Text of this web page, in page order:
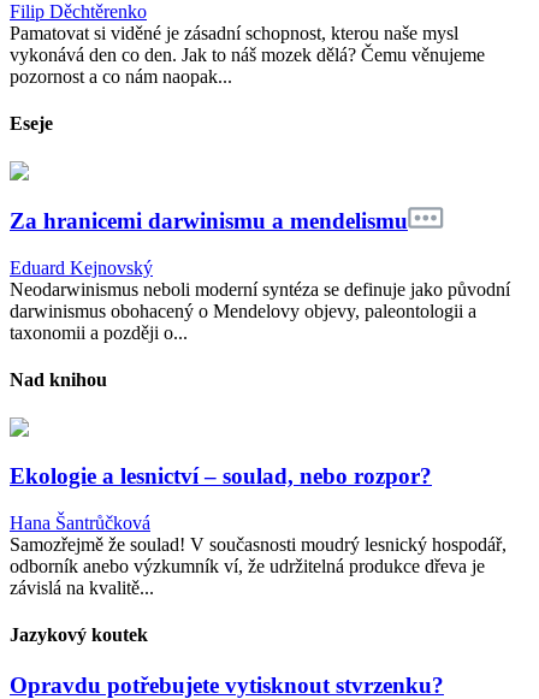
Filip Děchtěrenko
Pamatovat si viděné je zásadní schopnost, kterou naše mysl
vykonává den co den. Jak to náš mozek dělá? Čemu věnujeme
pozornost a co nám naopak...
Eseje
Za hranicemi darwinismu a mendelismu
Eduard Kejnovský
Neodarwinismus neboli moderní syntéza se definuje jako původní
darwinismus obohacený o Mendelovy objevy, paleontologii a
taxonomii a později o...
Nad knihou
Ekologie a lesnictví – soulad, nebo rozpor?
Hana Šantrůčková
Samozřejmě že soulad! V současnosti moudrý lesnický hospodář,
odborník anebo výzkumník ví, že udržitelná produkce dřeva je
závislá na kvalitě...
Jazykový koutek
Opravdu potřebujete vytisknout stvrzenku?